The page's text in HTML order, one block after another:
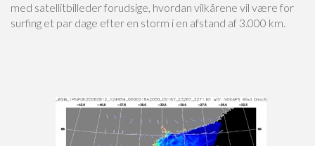
med satellitbilleder forudsige, hvordan vilkårene vil være for
surfing et par dage efter en storm i en afstand af 3.000 km.